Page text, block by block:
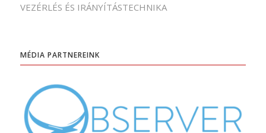
VEZÉRLÉS ÉS IRÁNYÍTÁSTECHNIKA
MÉDIA PARTNEREINK